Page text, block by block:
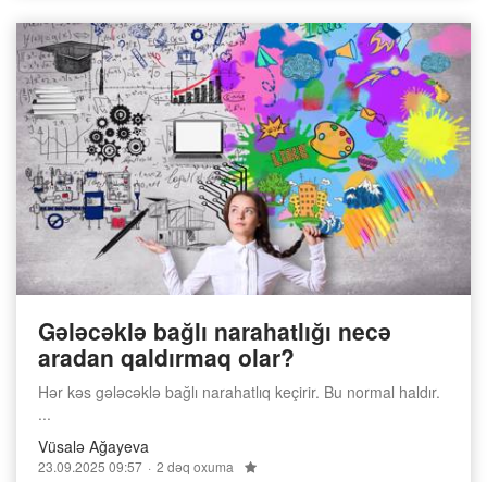
Gələcəklə bağlı narahatlığı necə
aradan qaldırmaq olar?
Hər kəs gələcəklə bağlı narahatlıq keçirir. Bu normal haldır.
...
Vüsalə Ağayeva
23.09.2025 09:57 2 dəq oxuma